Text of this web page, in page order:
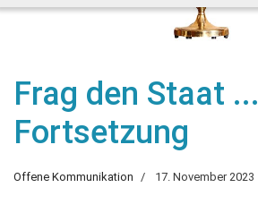
Frag den Staat ...
Fortsetzung
Offene Kommunikation 17. November 2023